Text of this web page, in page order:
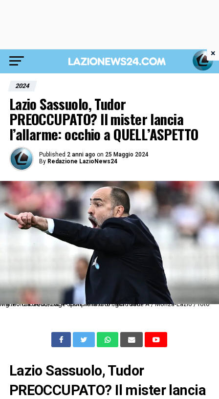
2024
Lazio Sassuolo, Tudor
PREOCCUPATO? Il mister lancia
l’allarme: occhio a QUELL’ASPETTO
Published 2 anni ago on 25 Maggio 2024
By Redazione LazioNews24
Mg Monza 04/05/2024 - campionato di calcio serie A / Monza-Lazio / foto Matteo Gribaudi/Image Sport nella foto: Igor Tudor
Lazio Sassuolo, Tudor
PREOCCUPATO? Il mister lancia
×